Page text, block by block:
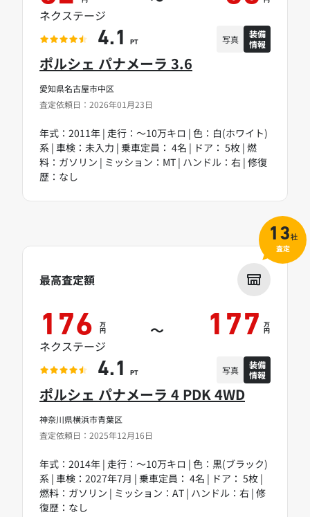
愛知県名古屋市中区
査定依頼日：2026年01月23日
ポルシェ パナメーラ 3.6
年式：2011年 | 走行：～10万キロ | 色：白(ホワイト)
系 | 車検：未入力 | 乗車定員： 4名 | ドア： 5枚 | 燃
料：ガソリン | ミッション：MT | ハンドル：右 | 修復
歴：なし
ネクステージ
4.1 PT 写真
装備
情報
神奈川県横浜市青葉区
査定依頼日：2025年12月16日
ポルシェ パナメーラ 4 PDK 4WD
年式：2014年 | 走行：～10万キロ | 色：黒(ブラック)
系 | 車検：2027年7月 | 乗車定員： 4名 | ドア： 5枚 |
燃料：ガソリン | ミッション：AT | ハンドル：右 | 修
復歴：なし
最高査定額
176 万
円 ～ 177 万
円
ネクステージ
4.1 PT 写真
装備
情報
13社
査定